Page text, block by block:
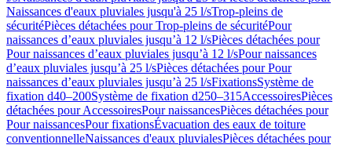
Naissances d'eaux pluviales jusqu'à 25 l/sTrop-pleins de
sécuritéPièces détachées pour Trop-pleins de sécuritéPour
naissances d’eaux pluviales jusqu’à 12 l/sPièces détachées pour
Pour naissances d’eaux pluviales jusqu’à 12 l/sPour naissances
d’eaux pluviales jusqu’à 25 l/sPièces détachées pour Pour
naissances d’eaux pluviales jusqu’à 25 l/sFixationsSystème de
fixation d40–200Système de fixation d250–315AccessoiresPièces
détachées pour AccessoiresPour naissancesPièces détachées pour
Pour naissancesPour fixationsÉvacuation des eaux de toiture
conventionnelleNaissances d'eaux pluvialesPièces détachées pour